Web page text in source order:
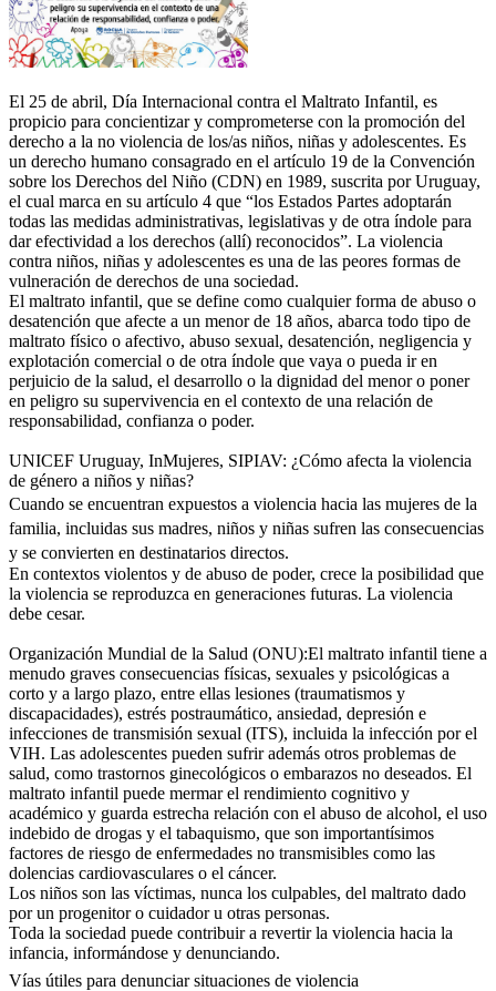
El 25 de abril, Día Internacional contra el Maltrato Infantil, es
propicio para concientizar y comprometerse con la promoción del
derecho a la no violencia de los/as niños, niñas y adolescentes. Es
un derecho humano consagrado en el artículo 19 de la Convención
sobre los Derechos del Niño (CDN) en 1989, suscrita por Uruguay,
el cual marca en su artículo 4 que “los Estados Partes adoptarán
todas las medidas administrativas, legislativas y de otra índole para
dar efectividad a los derechos (allí) reconocidos”. La violencia
contra niños, niñas y adolescentes es una de las peores formas de
vulneración de derechos de una sociedad.
El maltrato infantil, que se define como cualquier forma de abuso o
desatención que afecte a un menor de 18 años, abarca todo tipo de
maltrato físico o afectivo, abuso sexual, desatención, negligencia y
explotación comercial o de otra índole que vaya o pueda ir en
perjuicio de la salud, el desarrollo o la dignidad del menor o poner
en peligro su supervivencia en el contexto de una relación de
responsabilidad, confianza o poder.
UNICEF Uruguay, InMujeres, SIPIAV: ¿Cómo afecta la violencia
de género a niños y niñas?
Cuando se encuentran expuestos a violencia hacia las mujeres de la
familia, incluidas sus madres, niños y niñas sufren las consecuencias
y se convierten en destinatarios directos.
En contextos violentos y de abuso de poder, crece la posibilidad que
la violencia se reproduzca en generaciones futuras. La violencia
debe cesar.
Organización Mundial de la Salud (ONU):El maltrato infantil tiene a
menudo graves consecuencias físicas, sexuales y psicológicas a
corto y a largo plazo, entre ellas lesiones (traumatismos y
discapacidades), estrés postraumático, ansiedad, depresión e
infecciones de transmisión sexual (ITS), incluida la infección por el
VIH. Las adolescentes pueden sufrir además otros problemas de
salud, como trastornos ginecológicos o embarazos no deseados. El
maltrato infantil puede mermar el rendimiento cognitivo y
académico y guarda estrecha relación con el abuso de alcohol, el uso
indebido de drogas y el tabaquismo, que son importantísimos
factores de riesgo de enfermedades no transmisibles como las
dolencias cardiovasculares o el cáncer.
Los niños son las víctimas, nunca los culpables, del maltrato dado
por un progenitor o cuidador u otras personas.
Toda la sociedad puede contribuir a revertir la violencia hacia la
infancia, informándose y denunciando.
Vías útiles para denunciar situaciones de violencia